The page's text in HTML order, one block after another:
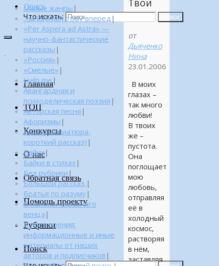
Поиск
Что искать:
Поиск
Главная
ТОП
Конкурсы
О нас
Обратная связь
Помощь проекту
Рубрики
Поиск
Твои
глаза
от
Дьяченко
Нина
23.01.2006
В моих
глазах –
так много
любви!
В твоих
же –
пустота.
Она
поглощает
мою
любовь,
отправляя
её в
холодный
космос,
растворяя
в нём,
заставляя
Малые жанры |
…много лет тому вперед |
«Per Aspera ad Astra» —
научно-фантастические
рассказы |
«Россия» |
«Смелые» |
Help me|
Авангардная и
психоделическая поэзия |
Авторская песня |
Афоризмы |
Байка (миниатюра,
короткий рассказ) |
Байки|
Байки в стихах |
Без рубрики |
Большой рассказ. |
Братья по разуму|
В поисках алмазного
венца |
В поле зрения:
информационные и иные
материалы от наших
авторов и подписчиков |